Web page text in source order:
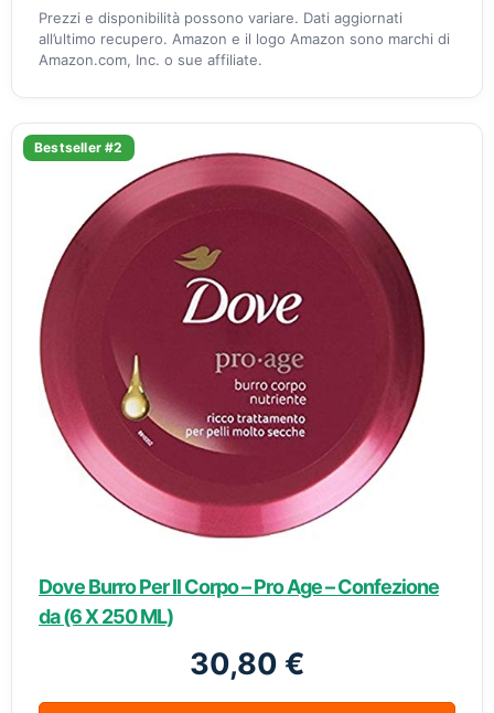
Prezzi e disponibilità possono variare. Dati aggiornati
all’ultimo recupero. Amazon e il logo Amazon sono marchi di
Amazon.com, Inc. o sue affiliate.
Bestseller #2
Dove Burro Per Il Corpo – Pro Age – Confezione
da (6 X 250 ML)
30,80 €